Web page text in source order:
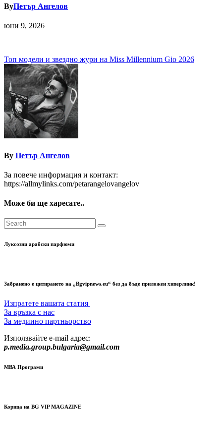
ByПетър Ангелов
юни 9, 2026
Навигация
Топ модели и звездно жури на Miss Millennium Gio 2026
By Петър Ангелов
За повече информация и контакт:
https://allmylinks.com/petarangelovangelov
Може би ще харесате..
Луксозни арабски парфюми
Забранено е цитирането на „Bgvipnews.eu“ без да бъде приложен хиперлинк!
Изпратете вашата статия
За връзка с нас
За медиино партньорство
Използвайте e-mail адрес:
p.media.group.bulgaria@gmail.com
МВА Програми
Корица на BG VIP MAGAZINE